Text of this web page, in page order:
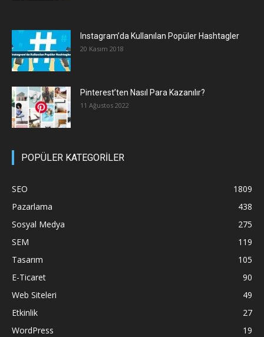
Instagram’da Kullanılan Popüler Hashtagler
20 Kasım 2018
Pinterest’ten Nasıl Para Kazanılır?
11 Ağustos 2022
POPÜLER KATEGORİLER
SEO
1809
Pazarlama
438
Sosyal Medya
275
SEM
119
Tasarım
105
E-Ticaret
90
Web Siteleri
49
Etkinlik
27
WordPress
19